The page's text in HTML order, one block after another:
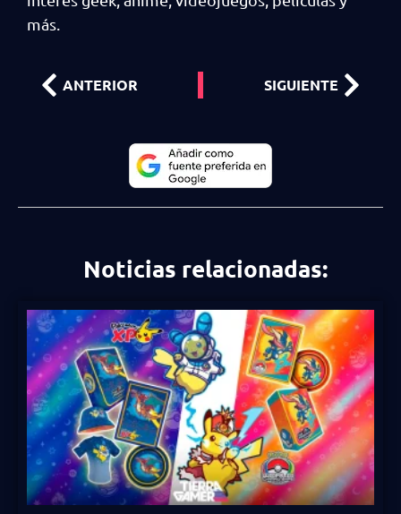
más.
ANTERIOR SIGUIENTE
Noticias relacionadas: